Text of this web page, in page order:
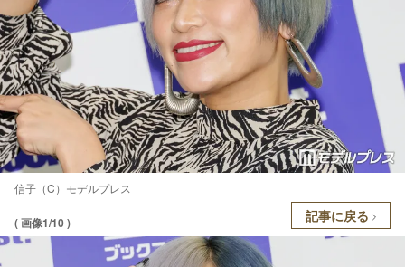
信子（C）モデルプレス
( 画像1/10 ) 記事に戻る